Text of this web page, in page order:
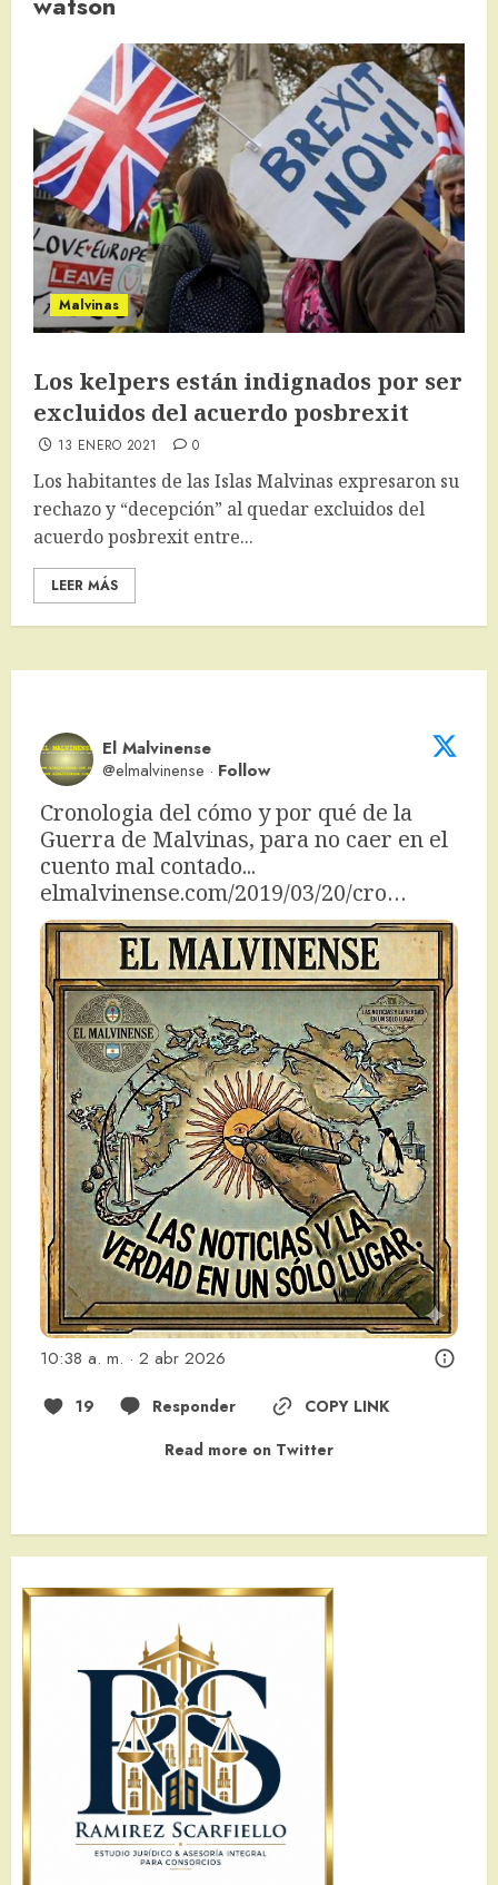
Malvinas
Los kelpers están indignados por ser
excluidos del acuerdo posbrexit
13 ENERO 2021 0
Los habitantes de las Islas Malvinas expresaron su
rechazo y “decepción” al quedar excluidos del
acuerdo posbrexit entre...
LEER MÁS
El Malvinense
@elmalvinense · Follow
Cronologia del cómo y por qué de la
Guerra de Malvinas, para no caer en el
elmalvinense.com/2019/03/20/cro…
10:38 a. m. · 2 abr 2026
19 Responder
COPY LINK
Read more on Twitter